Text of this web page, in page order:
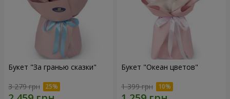
Букет "За гранью сказки"
3 279 грн
Букет "Океан цветов"
1 399 грн